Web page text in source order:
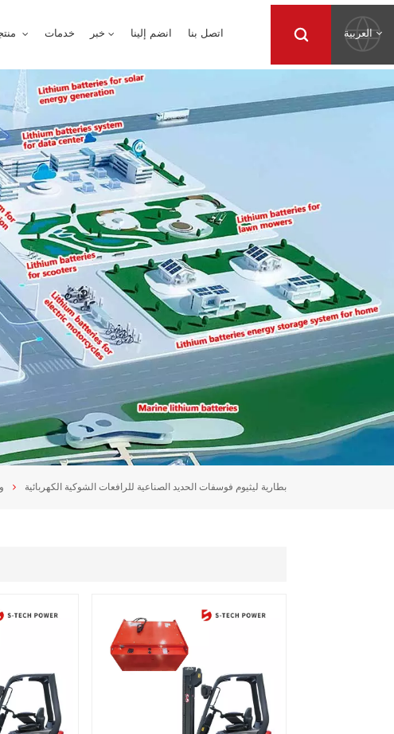
خدمات خبر انضم إلينا اتصل بنا العربية
بطارية ليثيوم فوسفات الحديد الصناعية للرافعات الشوكية الكهربائية